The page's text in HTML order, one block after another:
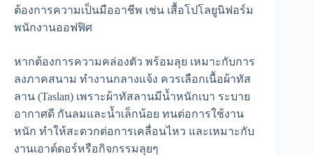
ต้องการความเป็นมืออาชีพ เช่น เสื้อโปโลยูนิฟอร์ม
พนักงานออฟฟิศ
หากต้องการความคล่องตัว พร้อมลุย เหมาะกับการ
ลงภาคสนาม ทำงานกลางแจ้ง ควรเลือกเนื้อผ้าทัส
ลาน (Taslan) เพราะผ้าทัสลานมีน้ำหนักเบา ระบาย
อากาศดี กันลมและน้ำเล็กน้อย ทนต่อการใช้งาน
หนัก ทำให้สะดวกต่อการเคลื่อนไหว และเหมาะกับ
งานเอาต์ดอร์หรือกิจกรรมลุยๆ